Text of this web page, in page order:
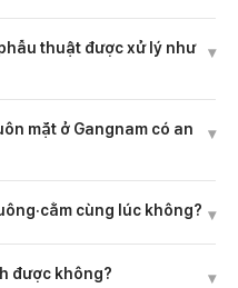
thuật được xử lý như
▾
mặt ở Gangnam có an
▾
cùng lúc không? ▾
được không? ▾